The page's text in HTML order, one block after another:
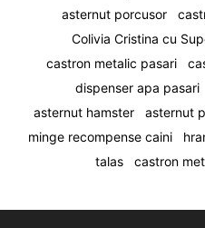
asternut porcusor
Colivia Cristina cu
castron metalic pasari
dispenser apa pasari
asternut hamster
asternut
minge recompense caini
talas
castron